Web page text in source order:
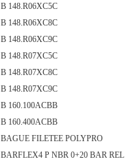
B 148.R06XC5C
B 148.R06XC8C
B 148.R06XC9C
B 148.R07XC5C
B 148.R07XC8C
B 148.R07XC9C
B 160.100ACBB
B 160.400ACBB
BAGUE FILETEE POLYPRO
BARFLEX4 P NBR 0+20 BAR REL